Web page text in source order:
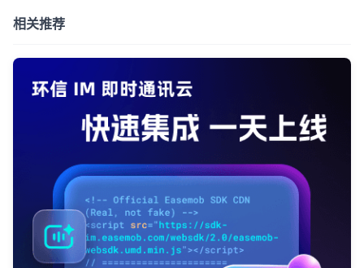
相关推荐
我已阅读并同意通讯云服务条款
提交
不了，谢谢